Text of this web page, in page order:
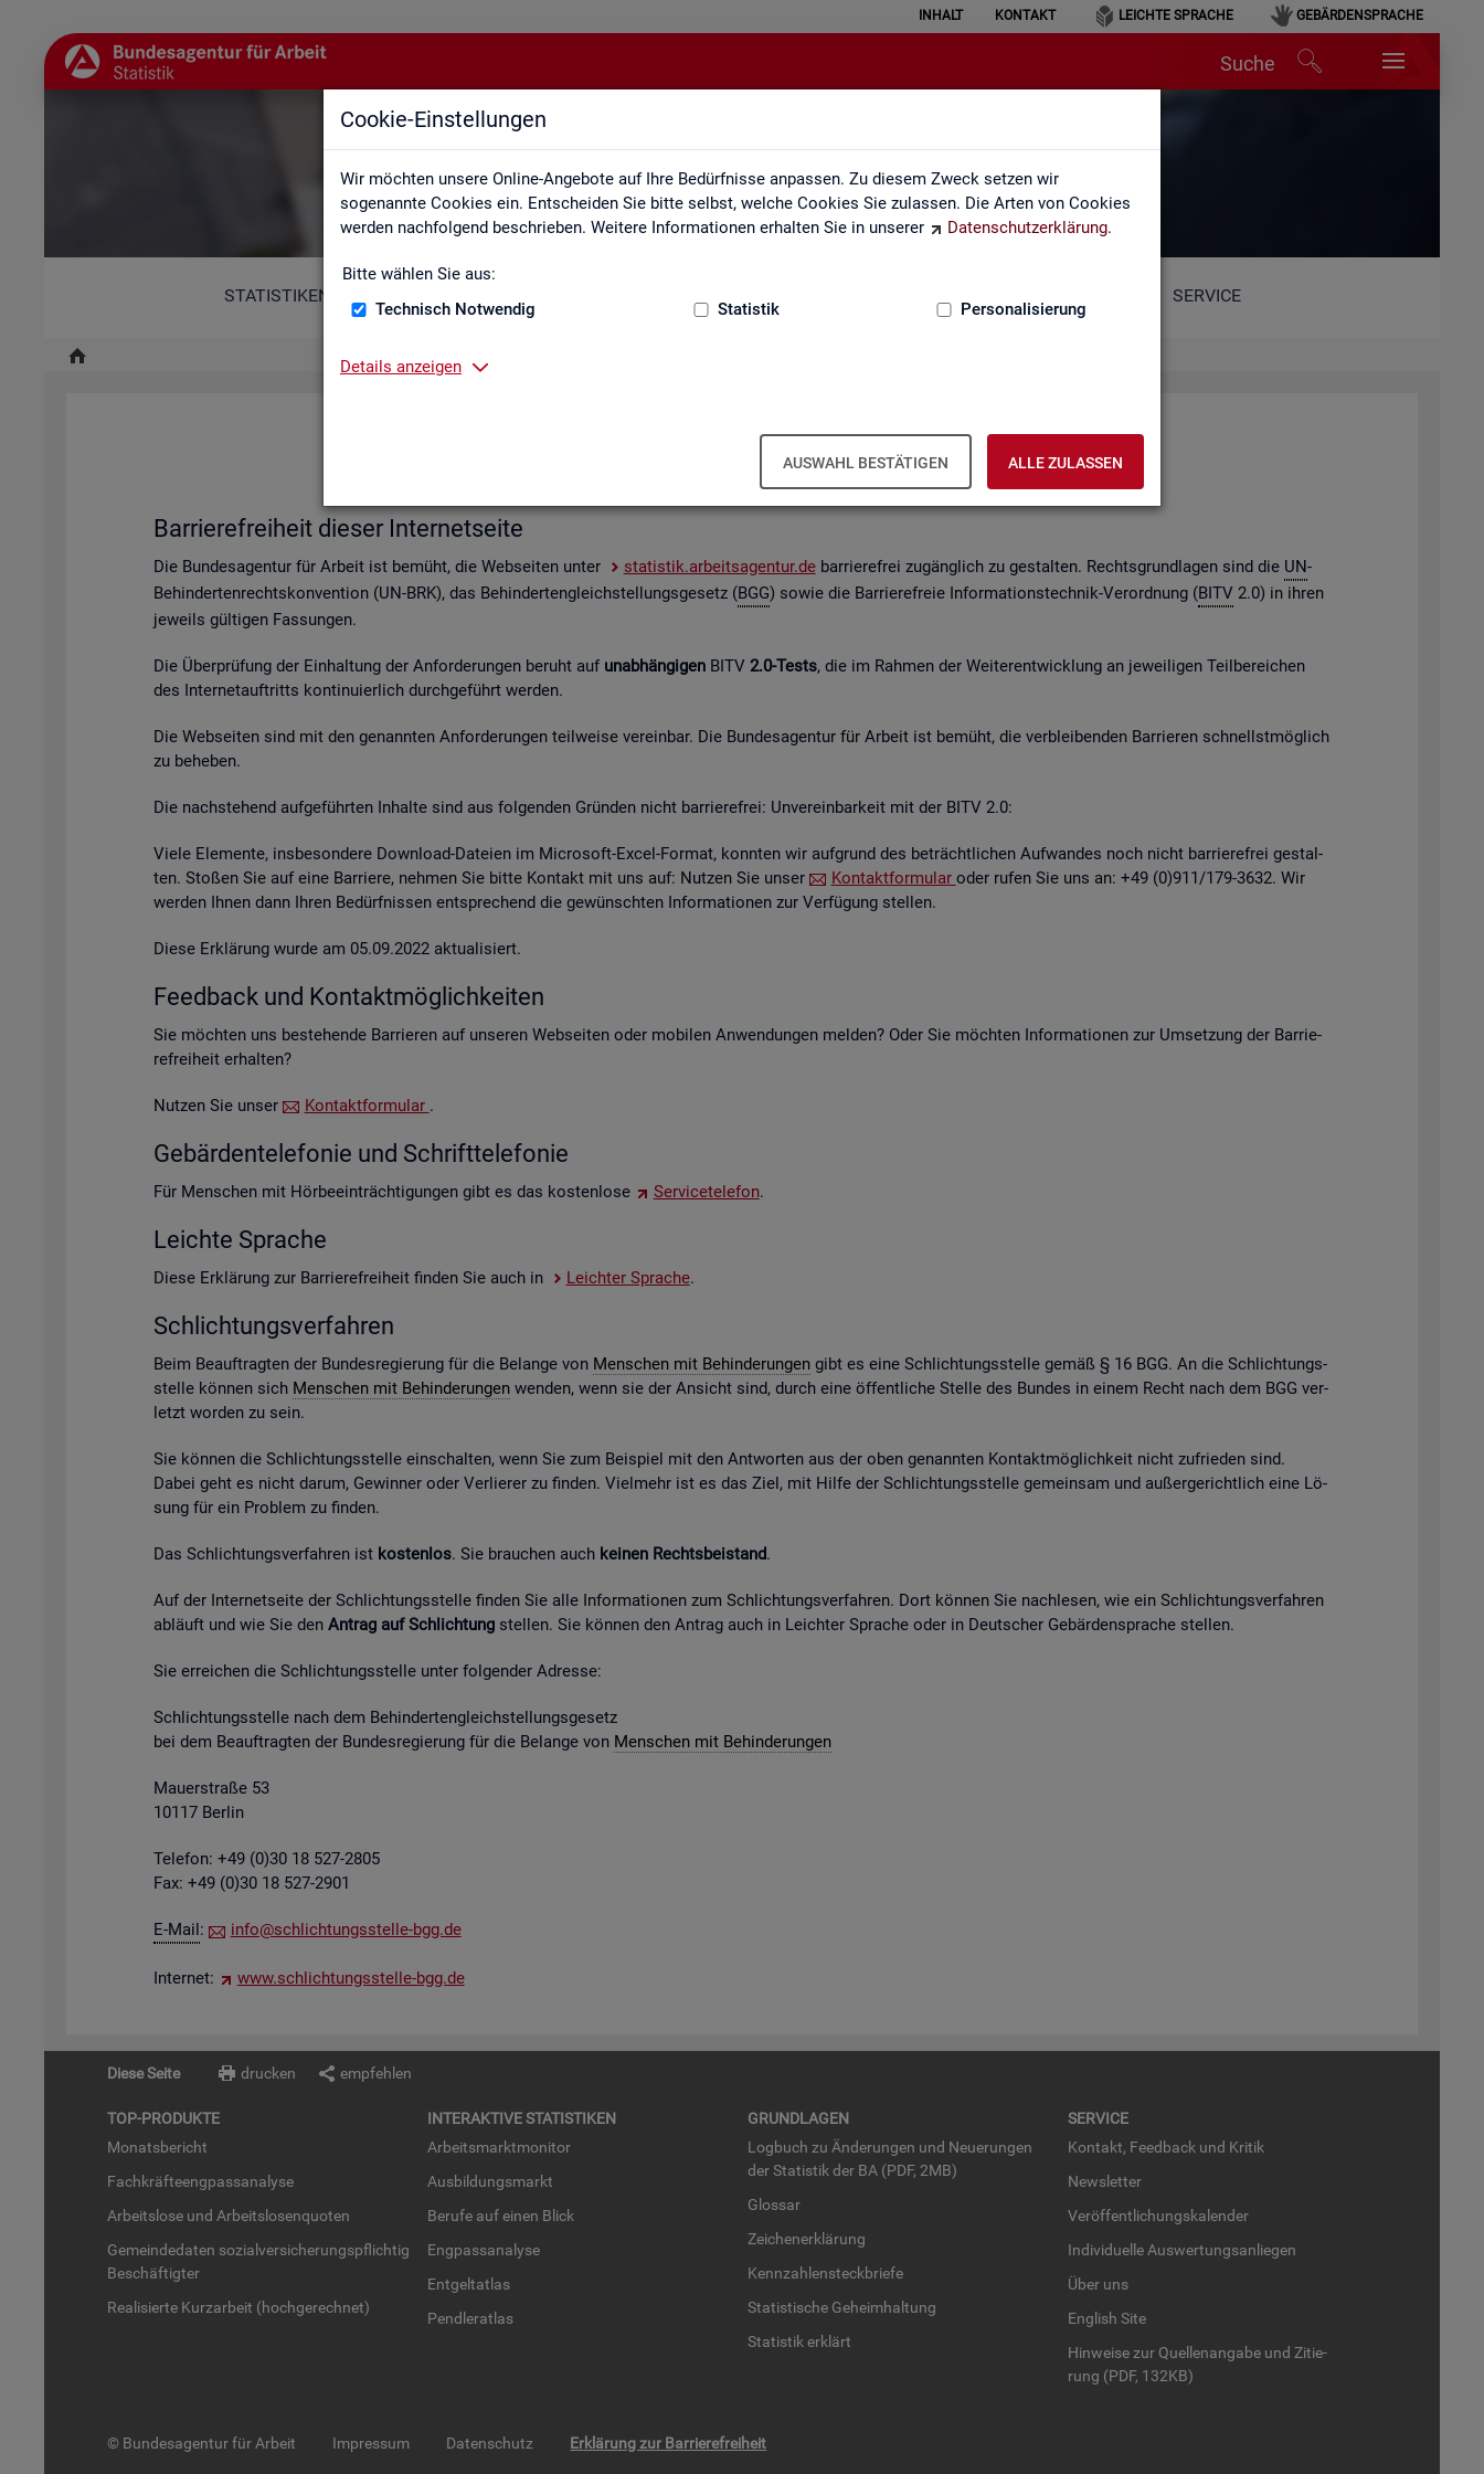
Cookie-Einstellungen
Wir möchten unsere Online-Angebote auf Ihre Bedürfnisse anpassen. Zu diesem Zweck setzen wir
sogenannte Cookies ein. Entscheiden Sie bitte selbst, welche Cookies Sie zulassen. Die Arten von Cookies
werden nachfolgend beschrieben. Weitere Informationen erhalten Sie in unserer
Datenschutzerklärung.
Bitte wählen Sie aus:
Technisch Notwendig
Statistik Personalisierung
Details anzeigen
AUSWAHL BESTÄTIGEN ALLE ZULASSEN
INHALT KONTAKT LEICHTE SPRACHE GEBÄRDENSPRACHE
Suche
Erklärung zur Barrierefreiheit
STATISTIKEN SERVICE
Er­klä­rung zur Bar­rie­re­frei­heit
sta­tis­tik.ar­beits­agen­tur.de ver­öf­fent­lich­ten Web­sei­ten.
Bar­rie­re­frei­heit die­ser In­ter­net­sei­te
Die Bun­des­agen­tur für Ar­beit ist be­müht, die Web­sei­ten unter sta­tis­tik.ar­beits­agen­tur.debar­rie­re­frei zu­gäng­lich zu ge­stal­ten. Rechts­grund­la­gen sind die UN-
Be­hin­der­ten­rechts­kon­ven­ti­on (UN-BRK), das Be­hin­der­ten­gleich­stel­lungs­ge­setz (BGG) sowie die Bar­rie­re­freie In­for­ma­ti­ons­tech­nik-Ver­ord­nung (BITV 2.0) in ihren
je­weils gül­ti­gen Fas­sun­gen.
Die Über­prü­fung der Ein­hal­tung der An­for­de­run­gen be­ruht auf un­ab­hän­gi­genBITV 2.0-Tests, die im Rah­men der Wei­ter­ent­wick­lung an je­wei­li­gen Teil­be­rei­chen
des In­ter­net­auf­tritts kon­ti­nu­ier­lich durch­ge­führt wer­den.
Die Web­sei­ten sind mit den ge­nann­ten An­for­de­run­gen teil­wei­se ver­ein­bar. Die Bun­des­agen­tur für Ar­beit ist be­müht, die ver­blei­ben­den Bar­rie­ren schnellst­mög­lich
zu be­he­ben.
Die nach­ste­hend auf­ge­führ­ten In­hal­te sind aus fol­gen­den Grün­den nicht bar­rie­re­frei: Un­ver­ein­bar­keit mit der BITV 2.0:
Viele Ele­men­te, ins­be­son­de­re Down­load-Da­tei­en im Mi­cro­soft-Excel-For­mat, konn­ten wir auf­grund des be­trächt­li­chen Auf­wan­des noch nicht bar­rie­re­frei ge­stal­
ten. Sto­ßen Sie auf eine Bar­rie­re, neh­men Sie bitte Kon­takt mit uns auf: Nut­zen Sie unser
Kon­takt­for­mu­lar oder rufen Sie uns an: +49 (0)911/179-3632. Wir
wer­den Ihnen dann Ihren Be­dürf­nis­sen ent­spre­chend die ge­wünsch­ten In­for­ma­tio­nen zur Ver­fü­gung stel­len.
Diese Er­klä­rung wurde am 05.09.2022 ak­tua­li­siert.
Feed­back und Kon­takt­mög­lich­kei­ten
Sie möch­ten uns be­stehen­de Bar­rie­ren auf un­se­ren Web­sei­ten oder mo­bi­len An­wen­dun­gen mel­den? Oder Sie möch­ten In­for­ma­tio­nen zur Um­set­zung der Bar­rie­
re­frei­heit er­hal­ten?
Nut­zen Sie unser Kon­takt­for­mu­lar .
Ge­bär­den­te­le­fo­nie und Schrift­te­le­fo­nie
Für Men­schen mit Hör­be­ein­träch­ti­gun­gen gibt es das kos­ten­lo­se Ser­vice­te­le­fon.
Leich­te Spra­che
Diese Er­klä­rung zur Bar­rie­re­frei­heit fin­den Sie auch in Leich­ter Spra­che.
Schlich­tungs­ver­fah­ren
Beim Be­auf­trag­ten der Bun­des­re­gie­rung für die Be­lan­ge von Men­schen mit Be­hin­de­run­gengibt es eine Schlich­tungs­stel­le gemäß § 16 BGG. An die Schlich­tungs­
stel­le kön­nen sich Men­schen mit Be­hin­de­run­genwen­den, wenn sie der An­sicht sind, durch eine öf­fent­li­che Stel­le des Bun­des in einem Recht nach dem BGG ver­
letzt wor­den zu sein.
Sie kön­nen die Schlich­tungs­stel­le ein­schal­ten, wenn Sie zum Bei­spiel mit den Ant­wor­ten aus der oben ge­nann­ten Kon­takt­mög­lich­keit nicht zu­frie­den sind.
Dabei geht es nicht darum, Ge­win­ner oder Ver­lie­rer zu fin­den. Viel­mehr ist es das Ziel, mit Hilfe der Schlich­tungs­stel­le ge­mein­sam und au­ßer­ge­richt­lich eine Lö­
sung für ein Pro­blem zu fin­den.
Das Schlich­tungs­ver­fah­ren ist kos­ten­los. Sie brau­chen auch kei­nen Rechts­bei­stand.
Auf der In­ter­net­sei­te der Schlich­tungs­stel­le fin­den Sie alle In­for­ma­tio­nen zum Schlich­tungs­ver­fah­ren. Dort kön­nen Sie nach­le­sen, wie ein Schlich­tungs­ver­fah­ren
ab­läuft und wie Sie den An­trag auf Schlich­tungstel­len. Sie kön­nen den An­trag auch in Leich­ter Spra­che oder in Deut­scher Ge­bär­den­spra­che stel­len.
Sie er­rei­chen die Schlich­tungs­stel­le unter fol­gen­der Adres­se:
Schlich­tungs­stel­le nach dem Be­hin­der­ten­gleich­stel­lungs­ge­setz
bei dem Be­auf­trag­ten der Bun­des­re­gie­rung für die Be­lan­ge von Men­schen mit Be­hin­de­run­gen
Mau­er­stra­ße 53
10117 Ber­lin
Te­le­fon: +49 (0)30 18 527-2805
Fax: +49 (0)30 18 527-2901
E-Mail: info@​sch​lich​tung​sste​lle-​bgg.​de
In­ter­net: www.​sch​lich​tung​sste​lle-​bgg.​de
Diese Seite drucken empfehlen
TOP-PRO­DUK­TE
Mo­nats­be­richt
Fach­kräf­te­eng­pass­ana­ly­se
Ar­beits­lo­se und Ar­beits­lo­sen­quo­ten
Ge­mein­de­da­ten so­zi­al­ver­si­che­rungs­pflich­tig
Be­schäf­tig­ter
Rea­li­sier­te Kurz­ar­beit (hoch­ge­rech­net)
IN­TER­AK­TI­VE STA­TIS­TI­KEN
Ar­beits­markt­mo­ni­tor
Aus­bil­dungs­markt
Be­ru­fe auf einen Blick
Eng­pass­ana­ly­se
Ent­gel­t­at­las
Pend­ler­at­las
GRUND­LA­GEN
Log­buch zu Än­de­run­gen und Neue­run­gen
der Sta­tis­tik der BA (PDF, 2MB)
Glos­sar
Zei­chen­er­klä­rung
Kenn­zah­len­steck­brie­fe
Sta­tis­ti­sche Ge­heim­hal­tung
Sta­tis­tik er­klärt
SER­VICE
Kon­takt, Feed­back und Kri­tik
News­let­ter
Ver­öf­fent­li­chungs­ka­len­der
In­di­vi­du­el­le Aus­wer­tungs­an­lie­gen
Über uns
English Site
Hin­wei­se zur Quel­len­an­ga­be und Zi­tie­
rung (PDF, 132KB)
© Bundesagentur für Arbeit Impressum Datenschutz Erklärung zur Barrierefreiheit